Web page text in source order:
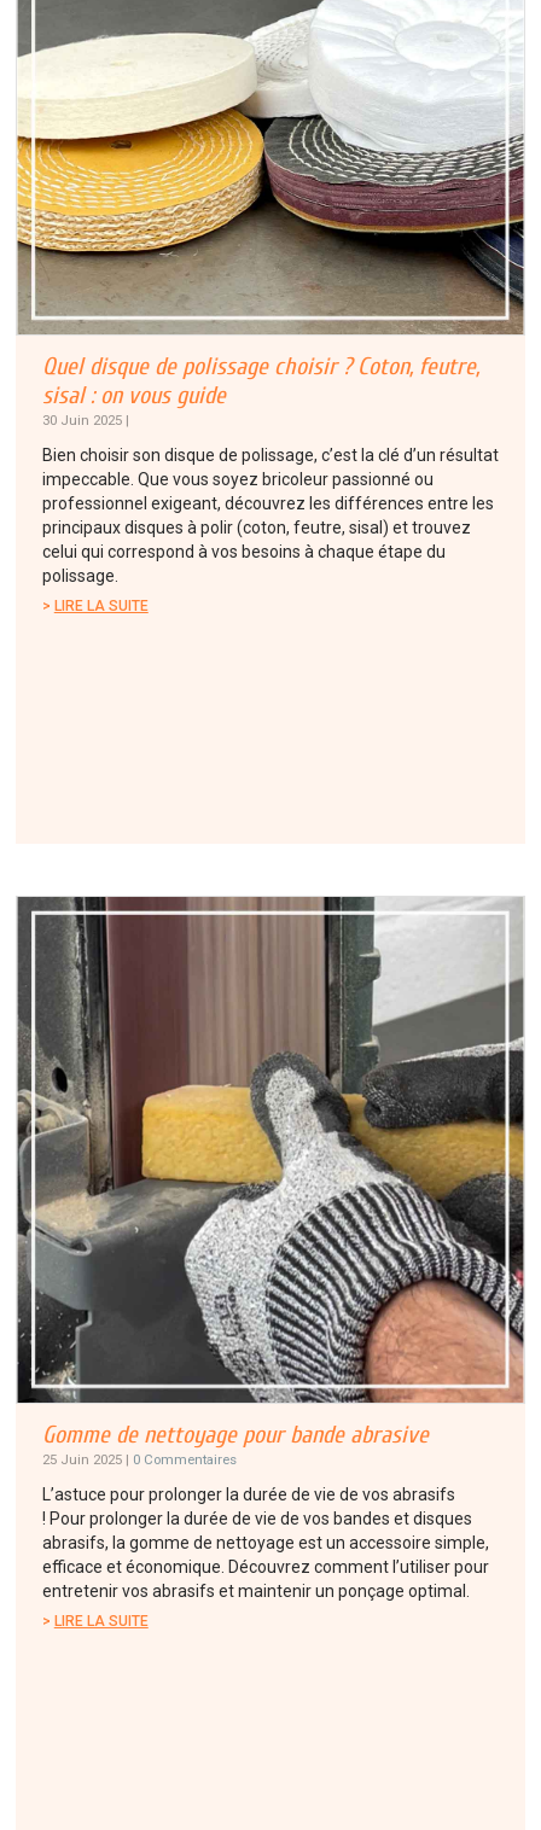
Quel disque de polissage choisir ? Coton, feutre,
sisal : on vous guide
30 Juin 2025 |
Bien choisir son disque de polissage, c’est la clé d’un résultat
impeccable. Que vous soyez bricoleur passionné ou
professionnel exigeant, découvrez les différences entre les
principaux disques à polir (coton, feutre, sisal) et trouvez
celui qui correspond à vos besoins à chaque étape du
polissage.
LIRE LA SUITE
Gomme de nettoyage pour bande abrasive
25 Juin 2025 | 0 Commentaires
L’astuce pour prolonger la durée de vie de vos abrasifs
! Pour prolonger la durée de vie de vos bandes et disques
abrasifs, la gomme de nettoyage est un accessoire simple,
efficace et économique. Découvrez comment l’utiliser pour
entretenir vos abrasifs et maintenir un ponçage optimal.
LIRE LA SUITE